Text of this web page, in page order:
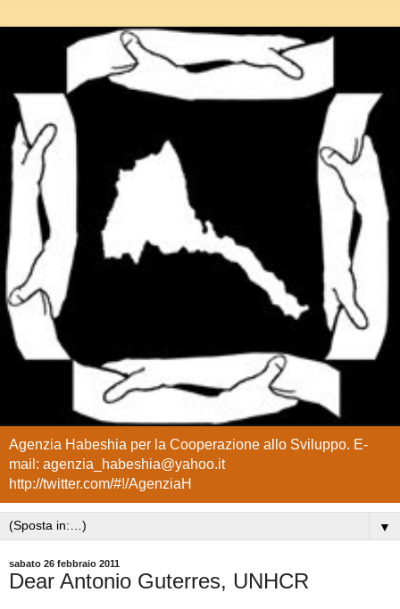
Agenzia Habeshia per la Cooperazione allo Sviluppo. E-
mail: agenzia_habeshia@yahoo.it
http://twitter.com/#!/AgenziaH
▼
sabato 26 febbraio 2011
Dear Antonio Guterres, UNHCR